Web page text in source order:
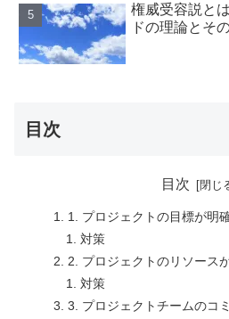
権威受容説と
ドの理論とそ
目次
目次
1. プロジェクトの目標が明
対策
2. プロジェクトのリソース
対策
3. プロジェクトチームのコ